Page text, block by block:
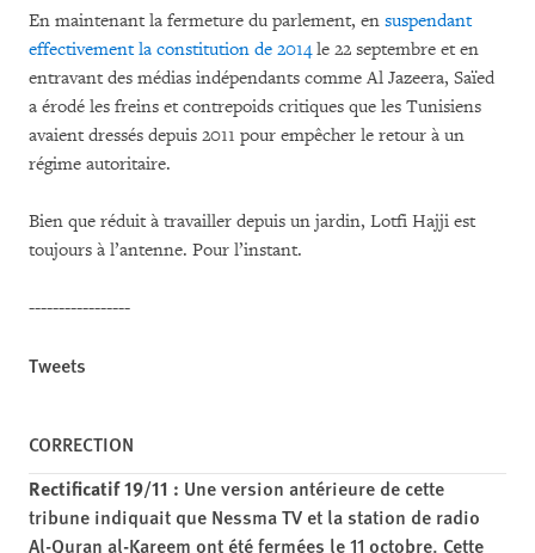
En maintenant la fermeture du parlement, en suspendant
effectivement la constitution de 2014le 22 septembre et en
entravant des médias indépendants comme Al Jazeera, Saïed
a érodé les freins et contrepoids critiques que les Tunisiens
avaient dressés depuis 2011 pour empêcher le retour à un
régime autoritaire.
Bien que réduit à travailler depuis un jardin, Lotfi Hajji est
toujours à l’antenne. Pour l’instant.
-----------------
Tweets
CORRECTION
Rectificatif 19/11 : Une version antérieure de cette
tribune indiquait que Nessma TV et la station de radio
Al-Quran al-Kareem ont été fermées le 11 octobre. Cette